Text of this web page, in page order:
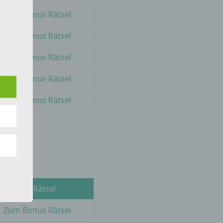
Zum Bonus Rätsel
Zum Bonus Rätsel
Zum Bonus Rätsel
Zum Bonus Rätsel
Zum Bonus Rätsel
BONUS Rätsel
Zum Bonus Rätsel